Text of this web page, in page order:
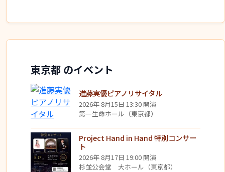
東京都 のイベント
進藤実優ピアノリサイタル
2026年 8月15日 13:30 開演
第一生命ホール（東京都）
Project Hand in Hand 特別コンサー
ト
2026年 8月17日 19:00 開演
杉並公会堂 大ホール（東京都）